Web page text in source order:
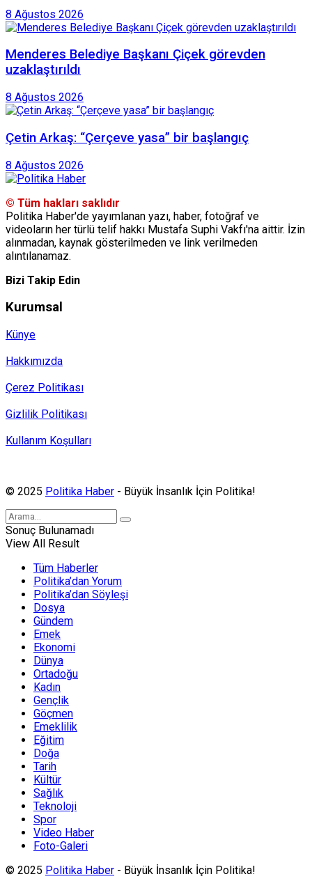
8 Ağustos 2026
Menderes Belediye Başkanı Çiçek görevden
uzaklaştırıldı
8 Ağustos 2026
Çetin Arkaş: “Çerçeve yasa” bir başlangıç
8 Ağustos 2026
© Tüm hakları saklıdır
Politika Haber'de yayımlanan yazı, haber, fotoğraf ve
videoların her türlü telif hakkı Mustafa Suphi Vakfı'na aittir. İzin
alınmadan, kaynak gösterilmeden ve link verilmeden
alıntılanamaz.
Bizi Takip Edin
Kurumsal
Künye
Hakkımızda
Çerez Politikası
Gizlilik Politikası
Kullanım Koşulları
© 2025 Politika Haber - Büyük İnsanlık İçin Politika!
Sonuç Bulunamadı
View All Result
Tüm Haberler
Politika’dan Yorum
Politika’dan Söyleşi
Dosya
Gündem
Emek
Ekonomi
Dünya
Ortadoğu
Kadın
Gençlik
Göçmen
Emeklilik
Eğitim
Doğa
Tarih
Kültür
Sağlık
Teknoloji
Spor
Video Haber
Foto-Galeri
© 2025 Politika Haber - Büyük İnsanlık İçin Politika!